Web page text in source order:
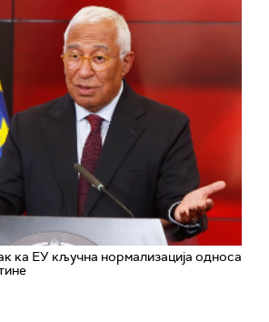
ка ЕУ кључна нормализација односа